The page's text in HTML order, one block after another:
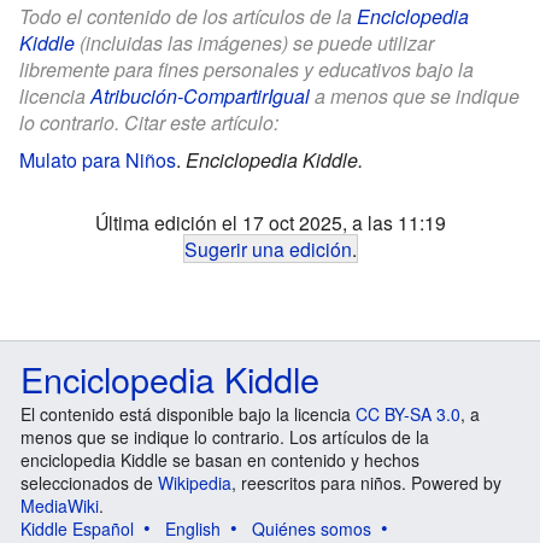
Todo el contenido de los artículos de la Enciclopedia
Kiddle (incluidas las imágenes) se puede utilizar
libremente para fines personales y educativos bajo la
licenciaAtribución-CompartirIguala menos que se indique
lo contrario. Citar este artículo:
Mulato para Niños. Enciclopedia Kiddle.
Última edición el 17 oct 2025, a las 11:19
Sugerir una edición.
Enciclopedia Kiddle
El contenido está disponible bajo la licencia CC BY-SA 3.0, a
menos que se indique lo contrario. Los artículos de la
enciclopedia Kiddle se basan en contenido y hechos
seleccionados de Wikipedia, reescritos para niños. Powered by
MediaWiki.
Kiddle Español
English
Quiénes somos